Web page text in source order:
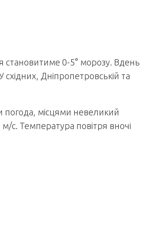
становитиме 0-5° морозу. Вдень
Дніпропетровській та
погода, місцями невеликий
с. Температура повітря вночі